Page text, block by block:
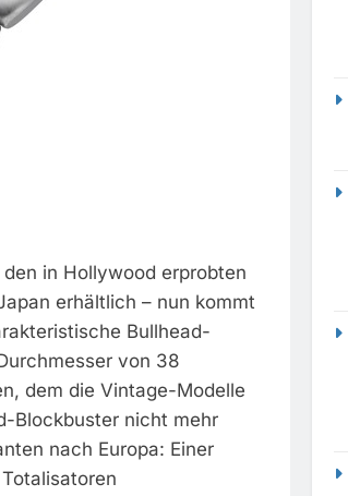
in Hollywood erprobten
erhältlich – nun kommt
Bullhead-
von 38
dem die Vintage-Modelle
Blockbuster nicht mehr
nach Europa: Einer